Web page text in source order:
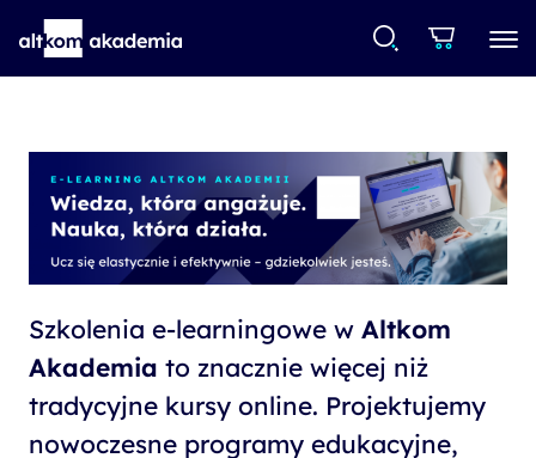
Szkolenia e-learningowe w Altkom
Akademia to znacznie więcej niż
tradycyjne kursy online. Projektujemy
nowoczesne programy edukacyjne,